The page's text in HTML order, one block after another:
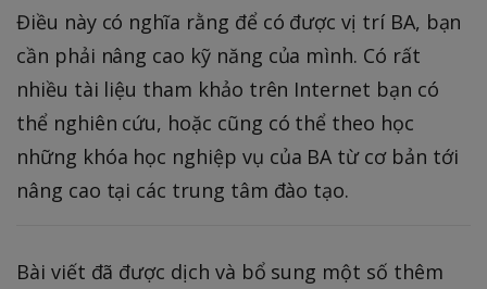
Điều này có nghĩa rằng để có được vị trí BA, bạn
cần phải nâng cao kỹ năng của mình. Có rất
nhiều tài liệu tham khảo trên Internet bạn có
thể nghiên cứu, hoặc cũng có thể theo học
những khóa học nghiệp vụ của BA từ cơ bản tới
nâng cao tại các trung tâm đào tạo.
Bài viết đã được dịch và bổ sung một số thêm